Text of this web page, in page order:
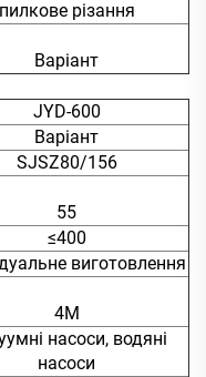
пилкове різання
Варіант
JYD-600
Варіант
SJSZ80/156
55
≤400
виготовлення
4M
насоси, водяні
насоси